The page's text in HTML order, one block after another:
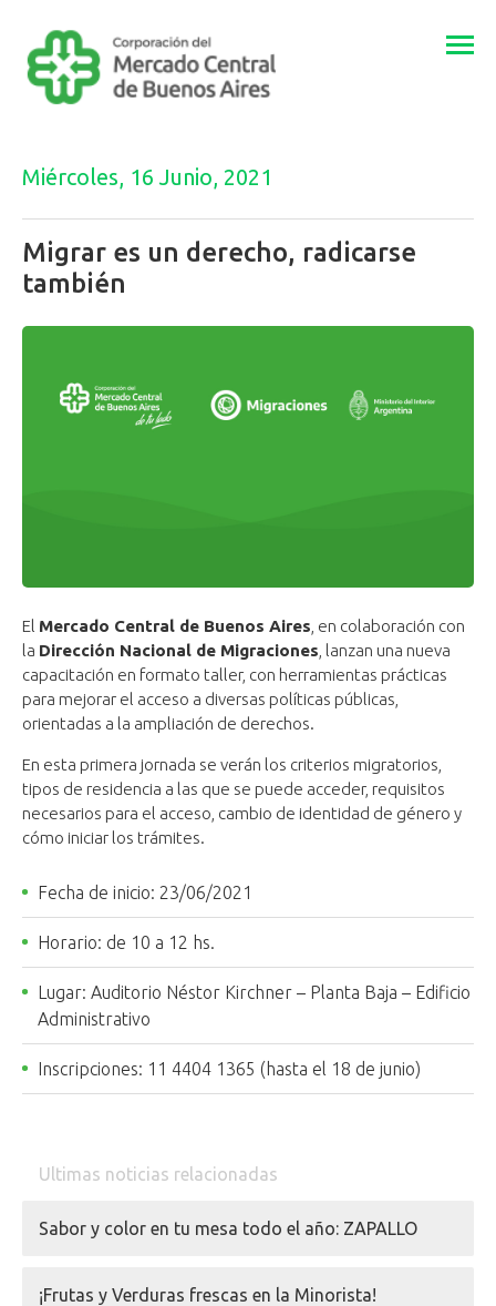
Miércoles, 16 Junio, 2021
Migrar es un derecho, radicarse
también
El Mercado Central de Buenos Aires , en colaboración con
la Dirección Nacional de Migraciones , lanzan una nueva
capacitación en formato taller, con herramientas prácticas
para mejorar el acceso a diversas políticas públicas,
orientadas a la ampliación de derechos.
En esta primera jornada se verán los criterios migratorios,
tipos de residencia a las que se puede acceder, requisitos
necesarios para el acceso, cambio de identidad de género y
cómo iniciar los trámites.
Fecha de inicio: 23/06/2021
Horario: de 10 a 12 hs.
Lugar: Auditorio Néstor Kirchner – Planta Baja – Edificio
Administrativo
Inscripciones: 11 4404 1365 (hasta el 18 de junio)
Ultimas noticias relacionadas
Sabor y color en tu mesa todo el año: ZAPALLO
¡Frutas y Verduras frescas en la Minorista!